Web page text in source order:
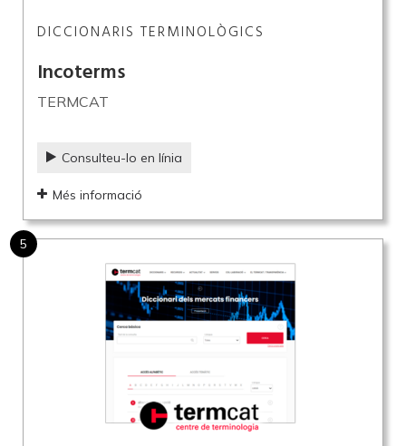
DICCIONARIS TERMINOLÒGICS
Incoterms
TERMCAT
Consulteu-lo en línia
Més informació
5